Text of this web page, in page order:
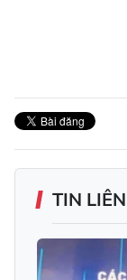
TIN